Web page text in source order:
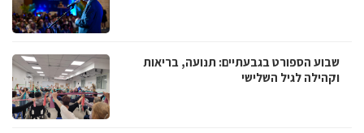
שבוע הספורט בגבעתיים: תנועה, בריאות
וקהילה לגיל השלישי